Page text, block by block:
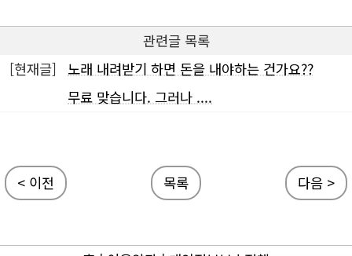
관련글 목록
[현재글]
노래 내려받기 하면 돈을 내야하는 건가요??
무료 맞습니다. 그러나 ....
< 이전 목록 다음 >